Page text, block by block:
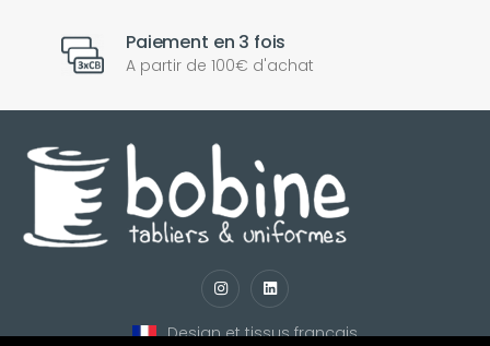
Paiement en 3 fois
A partir de 100€ d'achat
Design et tissus français
notify_engine